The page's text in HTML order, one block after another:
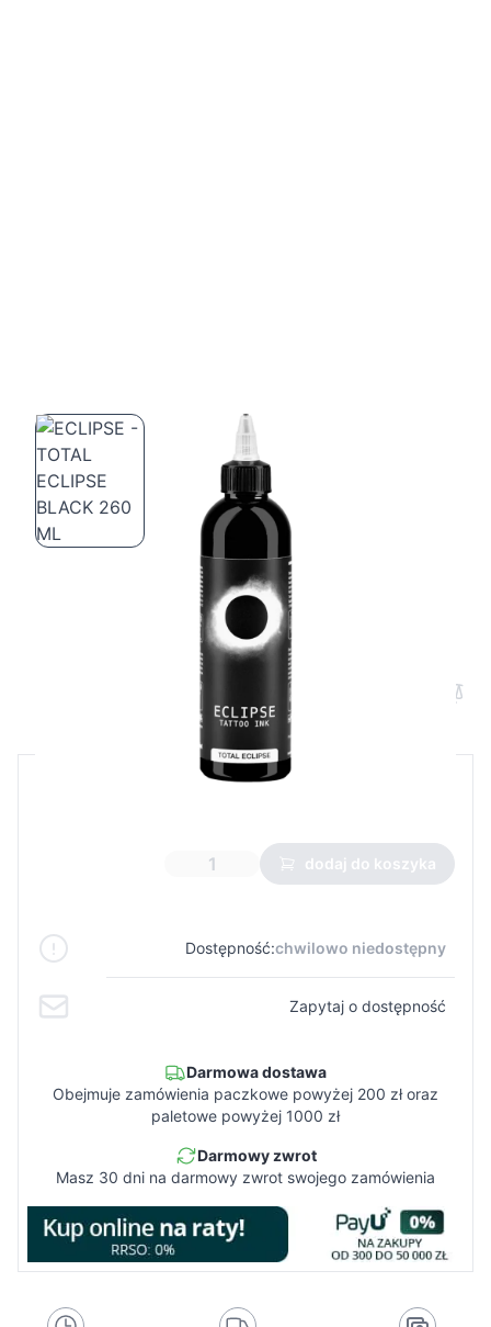
ECLIPSE - TOTAL ECLIPSE BLACK 260
Cena B2B Cena detaliczna
dodaj do koszyka
Dostępność:chwilowo niedostępny
Zapytaj o dostępność
Darmowa dostawa
Obejmuje zamówienia paczkowe powyżej 200 zł oraz
paletowe powyżej 1000 zł
Darmowy zwrot
Masz 30 dni na darmowy zwrot swojego zamówienia